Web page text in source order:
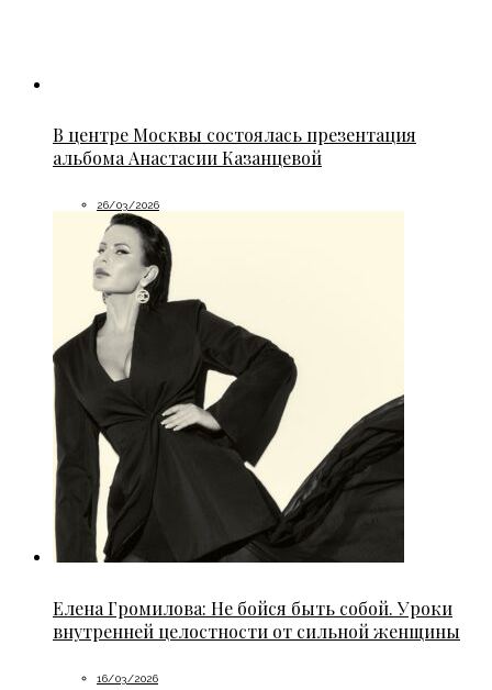
В центре Москвы состоялась презентация
альбома Анастасии Казанцевой
26/03/2026
Елена Громилова: Не бойся быть собой. Уроки
внутренней целостности от сильной женщины
16/03/2026